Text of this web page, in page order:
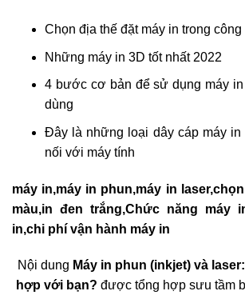
Chọn địa thế đặt máy in trong công
Những máy in 3D tốt nhất 2022
4 bước cơ bản để sử dụng máy
dùng
Đây là những loại dây cáp máy in
nối với máy tính
máy in,máy in phun,máy in
màu,in đen trắng,Chức năng máy
in,chi phí vận hành máy in
Nội dung Máy in phun (inkjet) và
hợp với bạn? được tổng hợp sưu tầm